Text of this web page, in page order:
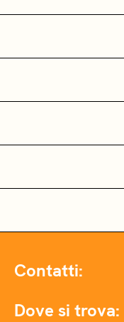
Contatti:
Dove si trova: